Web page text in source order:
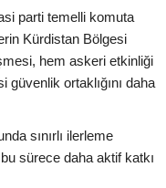
parti temelli komuta
Kürdistan Bölgesi
hem askeri etkinliği
ortaklığını daha
sınırlı ilerleme
sürece daha aktif katkı